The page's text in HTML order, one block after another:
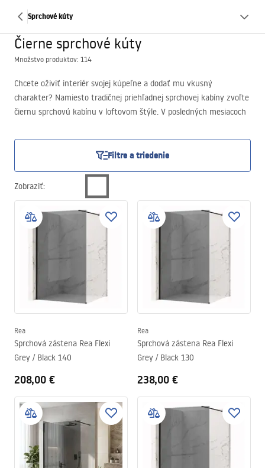
Sprchové kúty
Čierne sprchové kúty
Množstvo produktov: 114
Chcete oživiť interiér svojej kúpeľne a dodať mu vkusný
charakter? Namiesto tradičnej priehľadnej sprchovej kabíny zvoľte
čiernu sprchovú kabínu v loftovom štýle. V posledných mesiacoch
ktorí zariadzujú alebo rekonštruujú kúpeľňu.
Filtre a triedenie
Zobraziť:
Rea
Sprchová zástena Rea Flexi
Grey / Black 140
208,00 €
Rea
Sprchová zástena Rea Flexi
Grey / Black 130
238,00 €